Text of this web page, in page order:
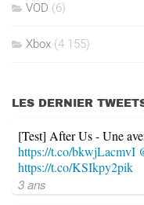
VOD (6)
Xbox (4 155)
LES DERNIER
[Test] After Us - Une
https://t.co/bkwjLacmvI
https://t.co/KSIkpy2pik
3 ans